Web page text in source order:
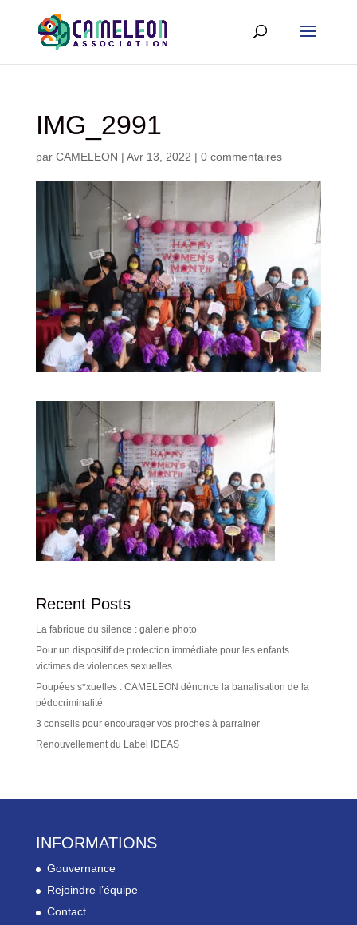
IMG_2991
par CAMELEON | Avr 13, 2022 | 0 commentaires
Recent Posts
La fabrique du silence : galerie photo
Pour un dispositif de protection immédiate pour les enfants
victimes de violences sexuelles
Poupées s*xuelles : CAMELEON dénonce la banalisation de la
pédocriminalité
3 conseils pour encourager vos proches à parrainer
Renouvellement du Label IDEAS
INFORMATIONS
Gouvernance
Rejoindre l’équipe
Contact